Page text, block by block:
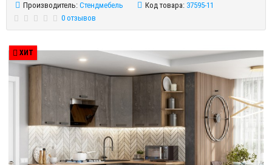
Производитель: Стендмебель Код товара: 37595-11
0 отзывов
ХИТ